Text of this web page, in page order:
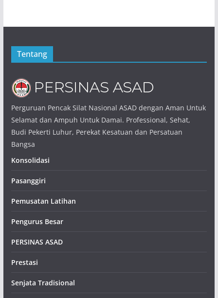
Tentang
Perguruan Pencak Silat Nasional ASAD dengan Aman Untuk
Selamat dan Ampuh Untuk Damai. Professional, Sehat,
Budi Pekerti Luhur, Perekat Kesatuan dan Persatuan
Bangsa
Konsolidasi
Pasanggiri
Pemusatan Latihan
Pengurus Besar
PERSINAS ASAD
Prestasi
Senjata Tradisional